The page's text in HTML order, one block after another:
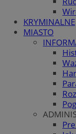
KRYMINALNE
MIASTO